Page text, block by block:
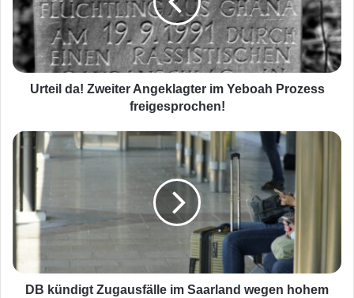
d
!
i
A
n
k
Urteil da! Zweiter Angeklagter im Yeboah Prozess
freigesprochen!
D
n
d
t
DB kündigt Zugausfälle im Saarland wegen hohem